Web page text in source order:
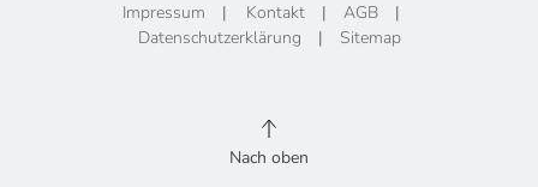
Impressum | Kontakt| AGB|
Datenschutzerklärung | Sitemap
Nach oben